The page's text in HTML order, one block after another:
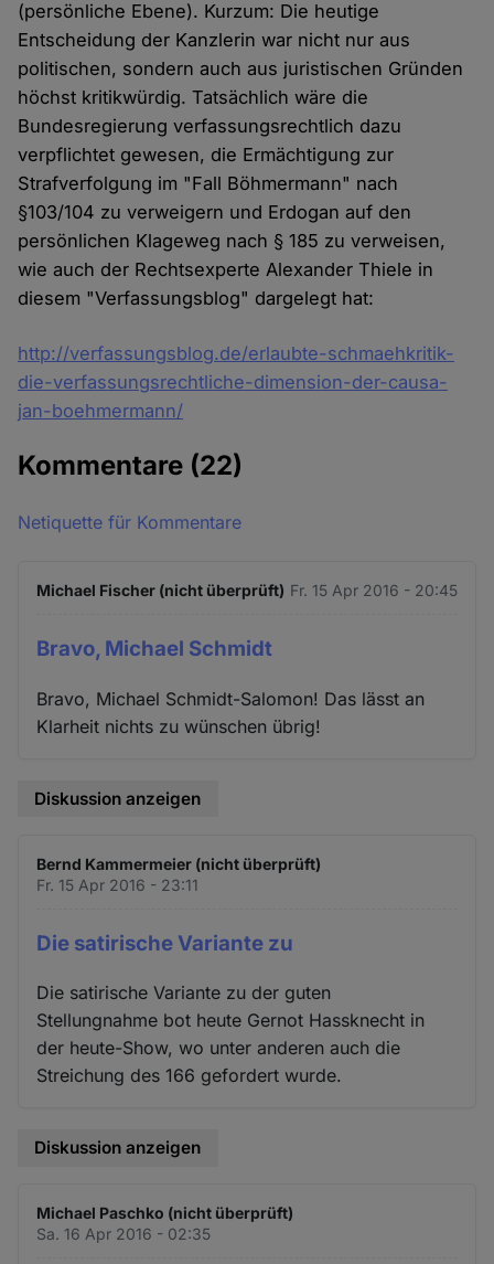
(persönliche Ebene). Kurzum: Die heutige
Entscheidung der Kanzlerin war nicht nur aus
politischen, sondern auch aus juristischen Gründen
höchst kritikwürdig. Tatsächlich wäre die
Bundesregierung verfassungsrechtlich dazu
verpflichtet gewesen, die Ermächtigung zur
Strafverfolgung im "Fall Böhmermann" nach
§103/104 zu verweigern und Erdogan auf den
persönlichen Klageweg nach § 185 zu verweisen,
wie auch der Rechtsexperte Alexander Thiele in
diesem "Verfassungsblog" dargelegt hat:
http://verfassungsblog.de/erlaubte-schmaehkritik-
die-verfassungsrechtliche-dimension-der-causa-
jan-boehmermann/
Kommentare (22)
Netiquette für Kommentare
Michael Fischer (nicht überprüft) Fr. 15 Apr 2016 - 20:45
Bravo, Michael Schmidt
Bravo, Michael Schmidt-Salomon! Das lässt an
Klarheit nichts zu wünschen übrig!
Diskussion anzeigen
Bernd Kammermeier (nicht überprüft)
Fr. 15 Apr 2016 - 23:11
Die satirische Variante zu
Die satirische Variante zu der guten
Stellungnahme bot heute Gernot Hassknecht in
der heute-Show, wo unter anderen auch die
Streichung des 166 gefordert wurde.
Diskussion anzeigen
Michael Paschko (nicht überprüft)
Sa. 16 Apr 2016 - 02:35